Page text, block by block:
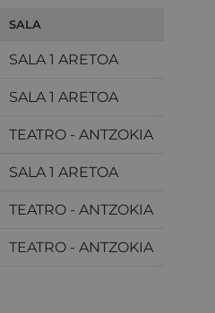
SALA
SALA 1 ARETOA
SALA 1 ARETOA
TEATRO - ANTZOKIA
SALA 1 ARETOA
TEATRO - ANTZOKIA
TEATRO - ANTZOKIA